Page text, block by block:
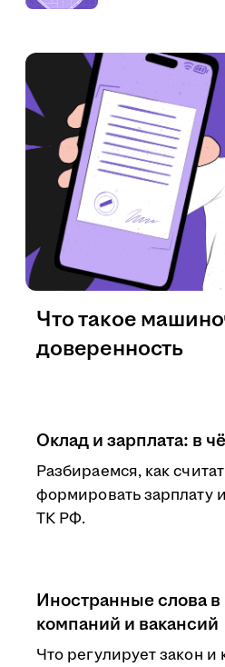
Оклад и зарплата: в
Разбираемся, как
формировать зарплату
ТК РФ.
Иностранные слова в
компаний и вакансий
Что регулирует закон
Что такое
доверенность